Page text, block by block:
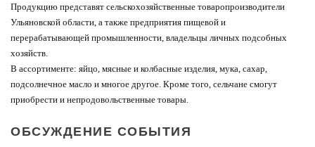
Продукцию представят сельскохозяйственные товаропроизводители
Ульяновской области, а также предприятия пищевой и
перерабатывающей промышленности, владельцы личных подсобных
хозяйств.
В ассортименте: яйцо, мясные и колбасные изделия, мука, сахар,
подсолнечное масло и многое другое. Кроме того, сельчане смогут
приобрести и непродовольственные товары.
ОБСУЖДЕНИЕ СОБЫТИЯ